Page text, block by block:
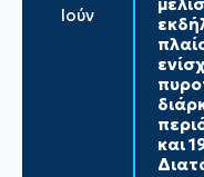
Ιούν
και